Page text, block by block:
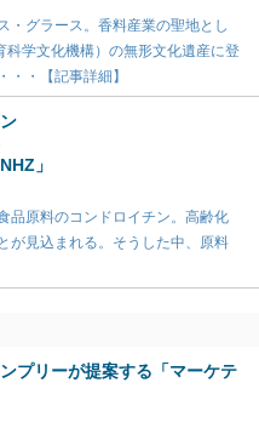
・グラース。香料産業の聖地とし
科学文化機構）の無形文化遺産に登
・【記事詳細】
」
品原料のコンドロイチン。高齢化
が見込まれる。そうした中、原料
プリーが提案する「マーケテ